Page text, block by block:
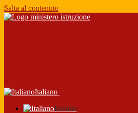
Salta al contenuto
Italiano
Italiano